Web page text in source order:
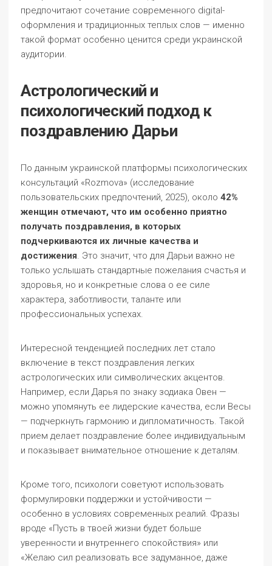
предпочитают сочетание современного digital-
оформления и традиционных теплых слов — именно
такой формат особенно ценится среди украинской
аудитории.
Астрологический и
психологический подход к
поздравлению Дарьи
По данным украинской платформы психологических
консультаций «Rozmova» (исследование
пользовательских предпочтений, 2025), около 42%
женщин отмечают, что им особенно приятно
получать поздравления, в которых
подчеркиваются их личные качества и
достижения. Это значит, что для Дарьи важно не
только услышать стандартные пожелания счастья и
здоровья, но и конкретные слова о ее силе
характера, заботливости, таланте или
профессиональных успехах.
Интересной тенденцией последних лет стало
включение в текст поздравления легких
астрологических или символических акцентов.
Например, если Дарья по знаку зодиака Овен —
можно упомянуть ее лидерские качества, если Весы
— подчеркнуть гармонию и дипломатичность. Такой
прием делает поздравление более индивидуальным
и показывает внимательное отношение к деталям.
Кроме того, психологи советуют использовать
формулировки поддержки и устойчивости —
особенно в условиях современных реалий. Фразы
вроде «Пусть в твоей жизни будет больше
уверенности и внутреннего спокойствия» или
«Желаю сил реализовать все задуманное, даже